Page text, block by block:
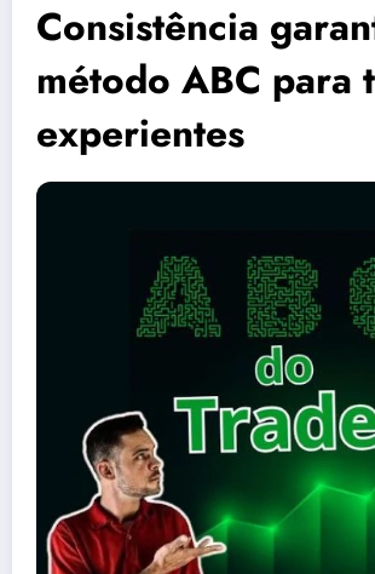
Consistência
método ABC para
experientes